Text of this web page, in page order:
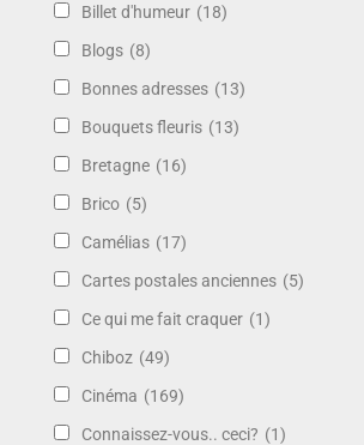
Billet d'humeur (18)
Blogs (8)
Bonnes adresses (13)
Bouquets fleuris (13)
Bretagne (16)
Brico (5)
Camélias (17)
Cartes postales anciennes (5)
Ce qui me fait craquer (1)
Chiboz (49)
Cinéma (169)
Connaissez-vous.. ceci? (1)